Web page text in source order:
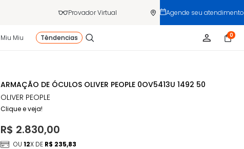
Provador Virtual Agende seu atendimento
Miu Miu Têndencias 0
ARMAÇÃO DE ÓCULOS OLIVER PEOPLE 0OV5413U 1492 50
OLIVER PEOPLE
Clique e veja!
R$ 2.830,00
OU12X DE R$ 235,83